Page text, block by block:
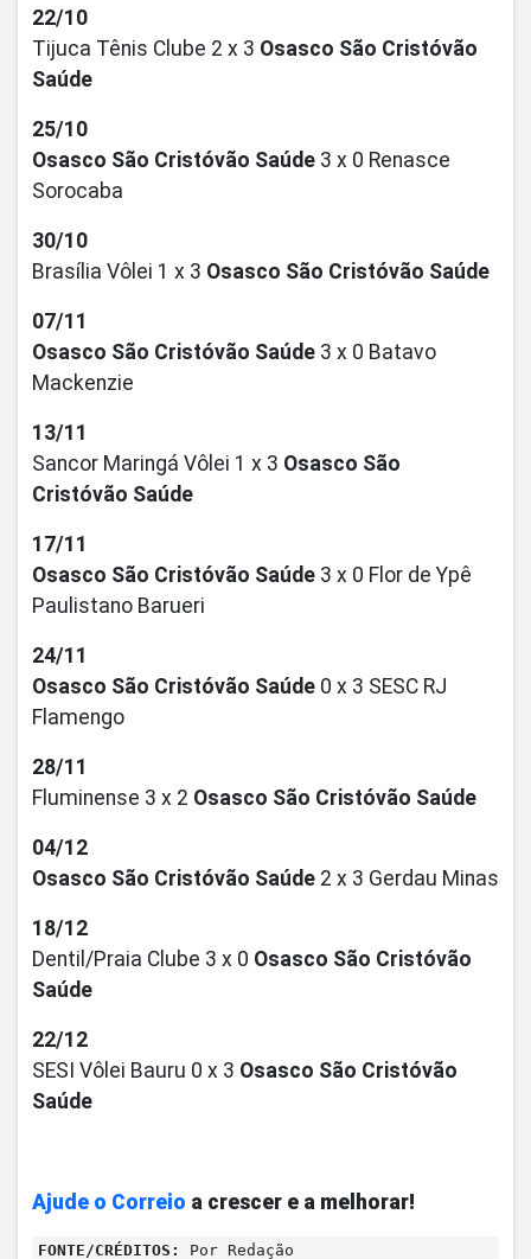
22/10
Tijuca Tênis Clube 2 x 3 Osasco São Cristóvão
Saúde
25/10
Osasco São Cristóvão Saúde 3 x 0 Renasce
Sorocaba
30/10
Brasília Vôlei 1 x 3 Osasco São Cristóvão Saúde
07/11
Osasco São Cristóvão Saúde 3 x 0 Batavo
Mackenzie
13/11
Sancor Maringá Vôlei 1 x 3 Osasco São
Cristóvão Saúde
17/11
Osasco São Cristóvão Saúde 3 x 0 Flor de Ypê
Paulistano Barueri
24/11
Osasco São Cristóvão Saúde 0 x 3 SESC RJ
Flamengo
28/11
Fluminense 3 x 2 Osasco São Cristóvão Saúde
04/12
Osasco São Cristóvão Saúde 2 x 3 Gerdau Minas
18/12
Dentil/Praia Clube 3 x 0 Osasco São Cristóvão
Saúde
22/12
SESI Vôlei Bauru 0 x 3 Osasco São Cristóvão
Saúde
Ajude o Correio a crescer e a melhorar!
FONTE/CRÉDITOS: Por Redação